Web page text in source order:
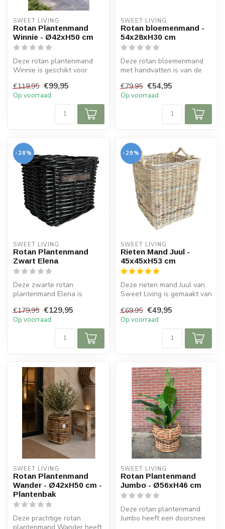
SWEET LIVING
Rotan Plantenmand
Winnie - Ø42xH50 cm
Deze rotan plantenmand
Winnie is geschikt voor
buiten. Perf...
€119,95 €99,95
Op voorraad
SWEET LIVING
Rotan bloemenmand -
54x28xH30 cm
Deze rotan bloemenmand
met handvatten is van de
riete...
€79,95 €54,95
Op voorraad
-28%
SWEET LIVING
Rotan Plantenmand
Zwart Elena
Deze zwarte rotan
plantenmand Elena is
als ook buiten...
€179,95 €129,95
Op voorraad
-29%
SWEET LIVING
Rieten Mand Juul -
45x45xH53 cm
Deze rieten mand Juul van
Sweet Living is gemaakt van
€69,95 €49,95
Op voorraad
SWEET LIVING
Rotan Plantenmand
Wander - Ø42xH50 cm -
Plantenbak
Deze prachtige rotan
SWEET LIVING
Rotan Plantenmand
Jumbo - Ø56xH46 cm
Deze rotan plantenmand
Jumbo heeft een doorsnee